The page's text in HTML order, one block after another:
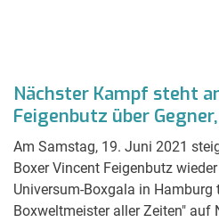
Nächster Kampf steht
Feigenbutz über
Am Samstag, 19. Juni 2021
Boxer Vincent Feigenbutz
Universum-Boxgala in
Boxweltmeister aller Zeiten" auf